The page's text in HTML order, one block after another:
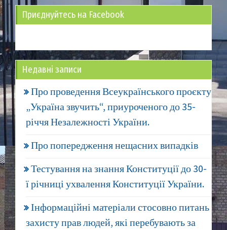
Приєднуйтесь на Facebook
Недавні записи
Про проведення Всеукраїнського проєкту
„Україна звучить“, приуроченого до 35-
річчя Незалежності України.
Про попередження нещасних випадків
Тестування на знання Конституції до 30-
ї річниці ухвалення Конституції України.
Інформаційні матеріали стосовно питань
захисту прав людей, які перебувають за